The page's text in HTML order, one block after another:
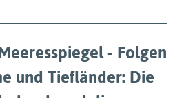
- Folgen
und Tiefländer: Die